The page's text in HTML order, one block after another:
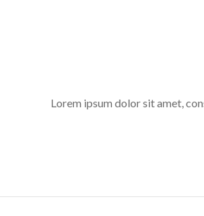
Lorem ipsum dolor sit amet,